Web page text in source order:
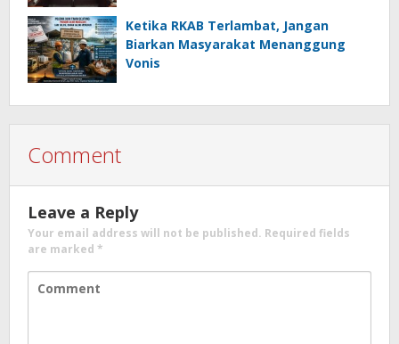
Ketika RKAB Terlambat, Jangan
Biarkan Masyarakat Menanggung
Vonis
Comment
Leave a Reply
Your email address will not be published. Required fields
are marked *